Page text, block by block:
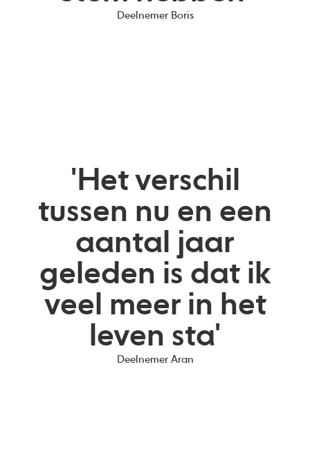
Deelnemer Boris
'Het verschil
tussen nu en een
aantal jaar
geleden is dat ik
veel meer in het
leven sta'
Deelnemer Aran